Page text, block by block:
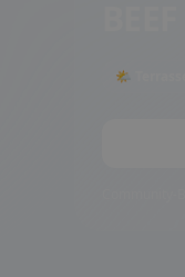
🌤 Terrasse